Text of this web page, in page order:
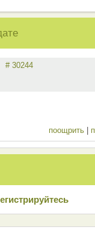
# 30244
поощрить